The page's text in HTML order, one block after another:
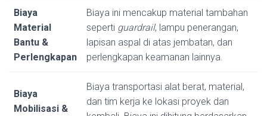
Biaya
Material
Bantu &
Perlengkapan
Biaya ini mencakup material tambahan
seperti guardrail, lampu penerangan,
lapisan aspal di atas jembatan, dan
perlengkapan keamanan lainnya.
Biaya
Mobilisasi &
Biaya transportasi alat berat, material,
dan tim kerja ke lokasi proyek dan